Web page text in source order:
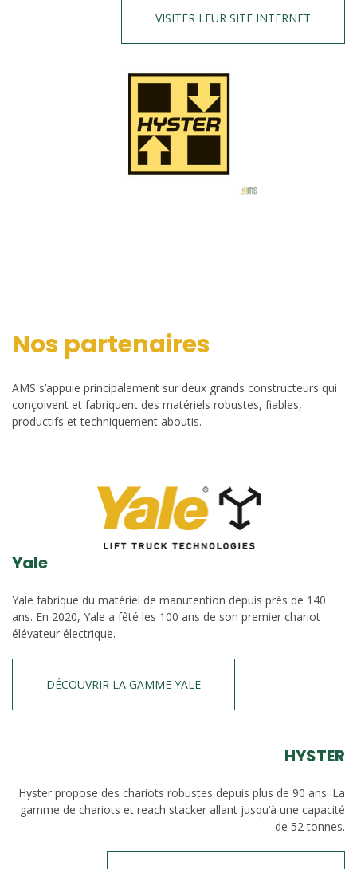
VISITER LEUR SITE INTERNET
Nos partenaires
AMS s’appuie principalement sur deux grands constructeurs qui
conçoivent et fabriquent des matériels robustes, fiables,
productifs et techniquement aboutis.
Yale
Yale fabrique du matériel de manutention depuis près de 140
ans. En 2020, Yale a fêté les 100 ans de son premier chariot
élévateur électrique.
DÉCOUVRIR LA GAMME YALE
HYSTER
Hyster propose des chariots robustes depuis plus de 90 ans. La
gamme de chariots et reach stacker allant jusqu’à une capacité
de 52 tonnes.